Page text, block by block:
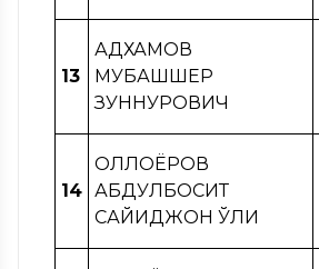
13
АДХАМОВ
МУБАШШЕР
ЗУННУРОВИЧ
14
ОЛЛОЁРОВ
АБДУЛБОСИТ
САЙИДЖОН ЎҒЛИ